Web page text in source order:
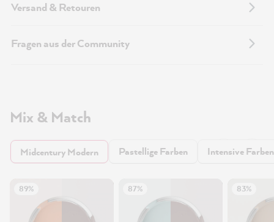
Versand & Retouren
Fragen aus der Community
Mix & Match
Midcentury Modern Pastellige Farben Intensive Farben
89% 87% 83%